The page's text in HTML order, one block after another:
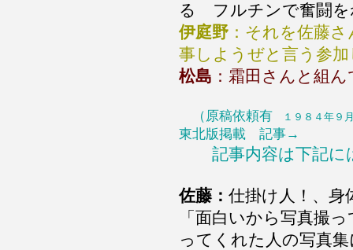
る フルチンで奮闘を
伊庭野 ：それを佐藤
事しようぜと言う参
松島 ：霜田さんと組
（原稿依頼有 １９８４年９
東北版掲載 記事→
記事内容は下記に
佐藤： 仕掛け人！、
「面白いから写真撮
ってくれた人の写真